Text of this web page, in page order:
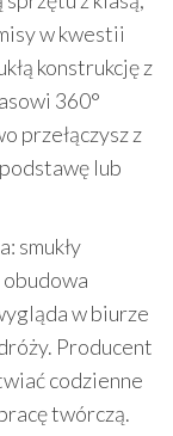
w kwestii
konstrukcję z
360°
przełączysz z
lub
smukły
w biurze
Producent
codzienne
twórczą.